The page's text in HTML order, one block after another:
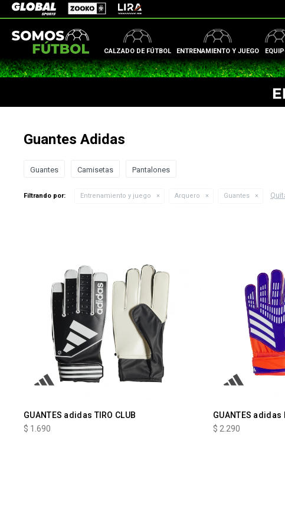
CALZADO DE FÚTBOL ENTRENAMIENTO Y JUEGO
Global Sports Zooko Lira
Guantes Adidas
Guantes Camisetas Pantalones
Filtrando por: Entrenamiento y juego Arquero Guantes
GUANTES adidas TIRO CLUB
$ 1.690
GUANTES adidas
$ 2.290